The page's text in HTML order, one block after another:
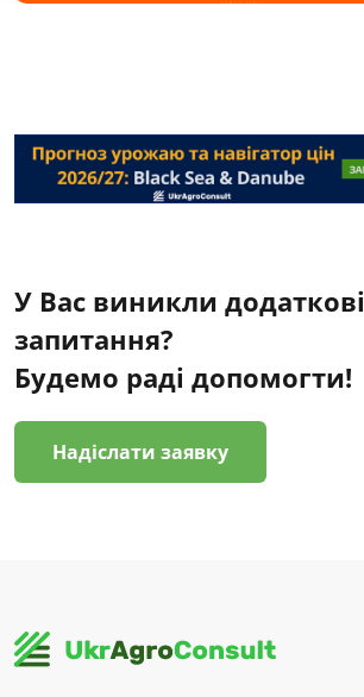
У Вас виникли додаткові
запитання?
Будемо раді допомогти!
Надіслати заявку